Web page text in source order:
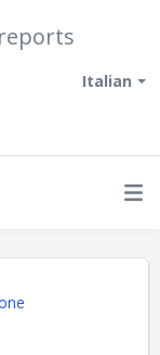
Italian